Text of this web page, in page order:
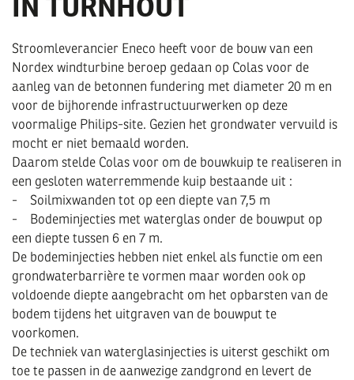
Stroomleverancier Eneco heeft voor de bouw van een
Nordex windturbine beroep gedaan op Colas voor de
aanleg van de betonnen fundering met diameter 20 m en
voor de bijhorende infrastructuurwerken op deze
voormalige Philips-site. Gezien het grondwater vervuild is
mocht er niet bemaald worden.
Daarom stelde Colas voor om de bouwkuip te realiseren in
een gesloten waterremmende kuip bestaande uit :
- Soilmixwanden tot op een diepte van 7,5 m
- Bodeminjecties met waterglas onder de bouwput op
een diepte tussen 6 en 7 m.
De bodeminjecties hebben niet enkel als functie om een
grondwaterbarrière te vormen maar worden ook op
voldoende diepte aangebracht om het opbarsten van de
bodem tijdens het uitgraven van de bouwput te
voorkomen.
De techniek van waterglasinjecties is uiterst geschikt om
toe te passen in de aanwezige zandgrond en levert de